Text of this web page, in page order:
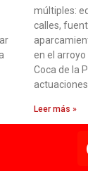
múltiples:
calles,
en el
Coca de la
Leer más »